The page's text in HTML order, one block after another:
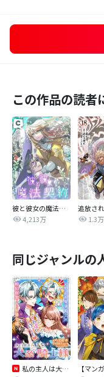
この作品の読者
彼と彼女の魔法契約
4,213万
1.3万
同じジャンルの
私の主人は大きな犬系騎士様